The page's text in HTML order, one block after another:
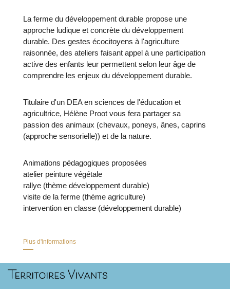
La ferme du développement durable propose une
approche ludique et concrète du développement
durable. Des gestes écocitoyens à l'agriculture
raisonnée, des ateliers faisant appel à une participation
active des enfants leur permettent selon leur âge de
comprendre les enjeux du développement durable.
Titulaire d'un DEA en sciences de l'éducation et
agricultrice, Hélène Proot vous fera partager sa
passion des animaux (chevaux, poneys, ânes, caprins
(approche sensorielle)) et de la nature.
Animations pédagogiques proposées
atelier peinture végétale
rallye (thème développement durable)
visite de la ferme (thème agriculture)
intervention en classe (développement durable)
Plus d'informations